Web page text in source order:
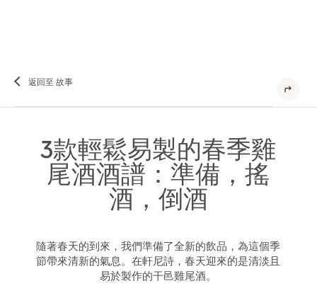
返回至 故事
3款輕鬆易製的春季雞
尾酒酒譜：準備，搖
酒，倒酒
隨著春天的到來，我們準備了全新的飲品，為這個季
節帶來清新的氣息。在軒尼詩，春天迎來的是清淡且
易於製作的干邑雞尾酒。